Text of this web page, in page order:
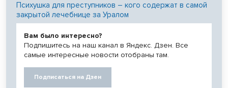
Психушка для преступников – кого содержат в самой
закрытой лечебнице за Уралом
Вам было интересно?
Подпишитесь на наш канал в Яндекс. Дзен. Все
самые интересные новости отобраны там.
Подписаться на Дзен